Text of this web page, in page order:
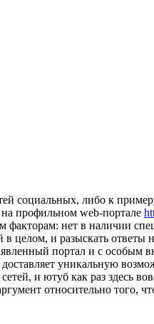
социальных, либо к
профильном web-портале
факторам: нет в наличии
целом, и разыскать ответы
портал и с
уникальную
и ютуб как раз здесь
относительно того,